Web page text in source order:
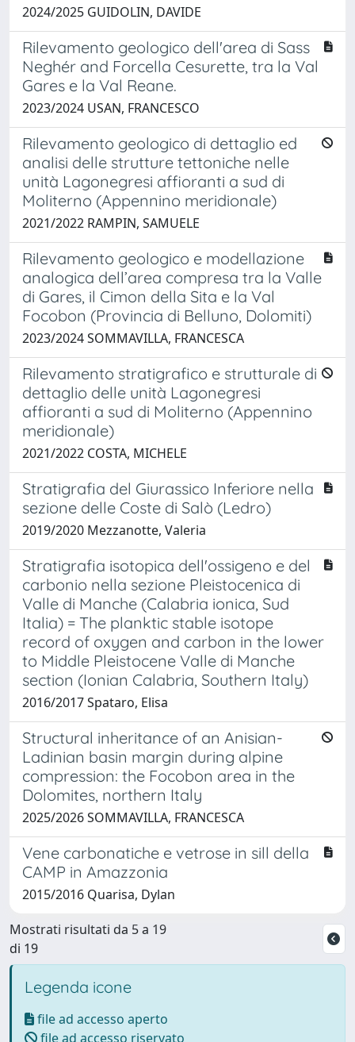
2024/2025 GUIDOLIN, DAVIDE
Rilevamento geologico dell'area di Sass
Neghér and Forcella Cesurette, tra la Val
Gares e la Val Reane.
2023/2024 USAN, FRANCESCO
Rilevamento geologico di dettaglio ed
analisi delle strutture tettoniche nelle
unità Lagonegresi affioranti a sud di
Moliterno (Appennino meridionale)
2021/2022 RAMPIN, SAMUELE
Rilevamento geologico e modellazione
analogica dell’area compresa tra la Valle
di Gares, il Cimon della Sita e la Val
Focobon (Provincia di Belluno, Dolomiti)
2023/2024 SOMMAVILLA, FRANCESCA
Rilevamento stratigrafico e strutturale di
dettaglio delle unità Lagonegresi
affioranti a sud di Moliterno (Appennino
meridionale)
2021/2022 COSTA, MICHELE
Stratigrafia del Giurassico Inferiore nella
sezione delle Coste di Salò (Ledro)
2019/2020 Mezzanotte, Valeria
Stratigrafia isotopica dell'ossigeno e del
carbonio nella sezione Pleistocenica di
Valle di Manche (Calabria ionica, Sud
Italia) = The planktic stable isotope
record of oxygen and carbon in the lower
to Middle Pleistocene Valle di Manche
section (Ionian Calabria, Southern Italy)
2016/2017 Spataro, Elisa
Structural inheritance of an Anisian-
Ladinian basin margin during alpine
compression: the Focobon area in the
Dolomites, northern Italy
2025/2026 SOMMAVILLA, FRANCESCA
Vene carbonatiche e vetrose in sill della
CAMP in Amazzonia
2015/2016 Quarisa, Dylan
Mostrati risultati da 5 a 19
di 19
Legenda icone
file ad accesso aperto
file ad accesso riservato